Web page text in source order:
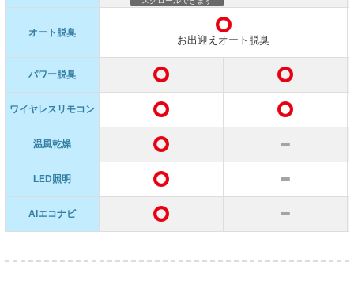
オート脱臭
お出迎えオート脱臭
パワー脱臭
ワイヤレスリモコン
温風乾燥
LED照明
AIエコナビ